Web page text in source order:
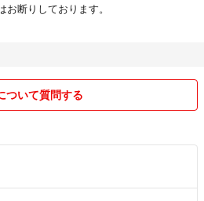
断りしております。
ついて質問する